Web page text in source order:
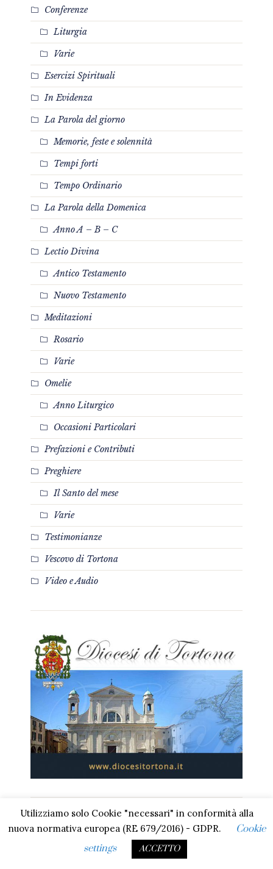
Conferenze
Liturgia
Varie
Esercizi Spirituali
In Evidenza
La Parola del giorno
Memorie, feste e solennità
Tempi forti
Tempo Ordinario
La Parola della Domenica
Anno A – B – C
Lectio Divina
Antico Testamento
Nuovo Testamento
Meditazioni
Rosario
Varie
Omelie
Anno Liturgico
Occasioni Particolari
Prefazioni e Contributi
Preghiere
Il Santo del mese
Varie
Testimonianze
Vescovo di Tortona
Video e Audio
In Evidenza
Omelia – Messa della Domenica di
Utilizziamo solo Cookie "necessari" in conformità alla
nuova normativa europea (RE 679/2016) - GDPR.
Cookie
settings
ACCETTO